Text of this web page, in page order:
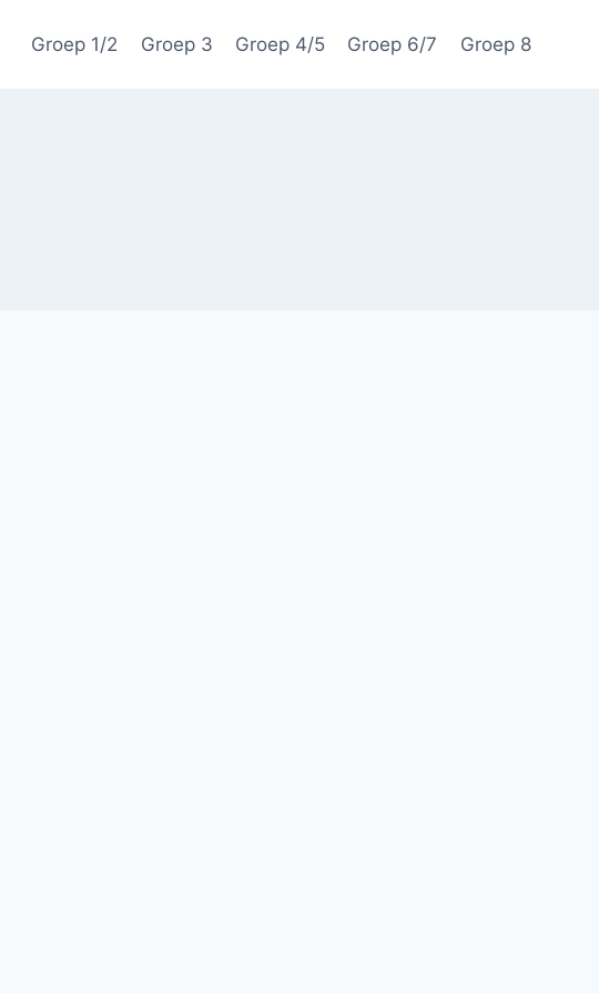
Groep 1/2 Groep 3 Groep 4/5 Groep 6/7 Groep 8